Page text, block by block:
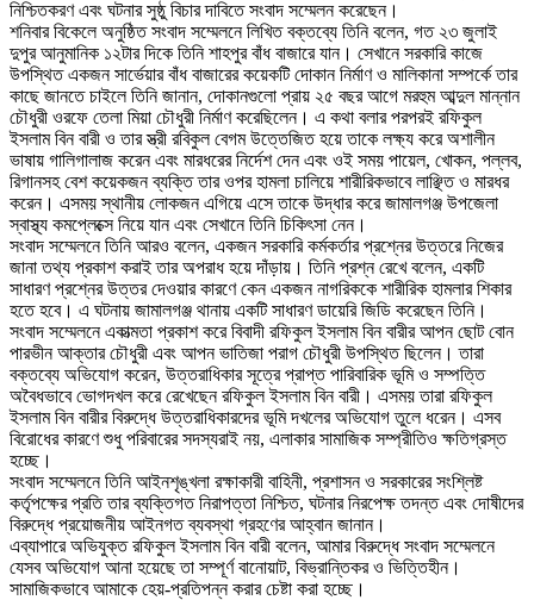
নিশ্চিতকরণ এবং ঘটনার সুষ্ঠু বিচার দাবিতে সংবাদ সম্মেলন করেছেন।
‎শনিবার বিকেলে অনুষ্ঠিত সংবাদ সম্মেলনে লিখিত বক্তব্যে তিনি বলেন, গত ২৩ জুলাই
দুপুর আনুমানিক ১২টার দিকে তিনি শাহপুর বাঁধ বাজারে যান। সেখানে সরকারি কাজে
উপস্থিত একজন সার্ভেয়ার বাঁধ বাজারের কয়েকটি দোকান নির্মাণ ও মালিকানা সম্পর্কে তার
কাছে জানতে চাইলে তিনি জানান, দোকানগুলো প্রায় ২৫ বছর আগে মরহুম আব্দুল মান্নান
চৌধুরী ওরফে তেলা মিয়া চৌধুরী নির্মাণ করেছিলেন। এ কথা বলার পরপরই রফিকুল
ইসলাম বিন বারী ও তার স্ত্রী রবিকুল বেগম উত্তেজিত হয়ে তাকে লক্ষ্য করে অশালীন
ভাষায় গালিগালাজ করেন এবং মারধরের নির্দেশ দেন এবং ওই সময় পায়েল, খোকন, পল্লব,
রিগানসহ বেশ কয়েকজন ব্যক্তি তার ওপর হামলা চালিয়ে শারীরিকভাবে লাঞ্ছিত ও মারধর
করেন। এসময় স্থানীয় লোকজন এগিয়ে এসে তাকে উদ্ধার করে জামালগঞ্জ উপজেলা
স্বাস্থ্য কমপ্লেক্সে নিয়ে যান এবং সেখানে তিনি চিকিৎসা নেন।
‎সংবাদ সম্মেলনে তিনি আরও বলেন, একজন সরকারি কর্মকর্তার প্রশ্নের উত্তরে নিজের
জানা তথ্য প্রকাশ করাই তার অপরাধ হয়ে দাঁড়ায়। তিনি প্রশ্ন রেখে বলেন, একটি
সাধারণ প্রশ্নের উত্তর দেওয়ার কারণে কেন একজন নাগরিককে শারীরিক হামলার শিকার
হতে হবে। এ ঘটনায় জামালগঞ্জ থানায় একটি সাধারণ ডায়েরি জিডি করেছেন তিনি।
‎সংবাদ সম্মেলনে একাত্মতা প্রকাশ করে বিবাদী রফিকুল ইসলাম বিন বারীর আপন ছোট বোন
পারভীন আক্তার চৌধুরী এবং আপন ভাতিজা পরাগ চৌধুরী উপস্থিত ছিলেন। তারা
বক্তব্যে অভিযোগ করেন, উত্তরাধিকার সূত্রে প্রাপ্ত পারিবারিক ভূমি ও সম্পত্তি
অবৈধভাবে ভোগদখল করে রেখেছেন রফিকুল ইসলাম বিন বারী। এসময় তারা রফিকুল
ইসলাম বিন বারীর বিরুদ্ধে উত্তরাধিকারদের ভূমি দখলের অভিযোগ তুলে ধরেন। এসব
বিরোধের কারণে শুধু পরিবারের সদস্যরাই নয়, এলাকার সামাজিক সম্প্রীতিও ক্ষতিগ্রস্ত
হচ্ছে।
‎সংবাদ সম্মেলনে তিনি আইনশৃঙ্খলা রক্ষাকারী বাহিনী, প্রশাসন ও সরকারের সংশ্লিষ্ট
কর্তৃপক্ষের প্রতি তার ব্যক্তিগত নিরাপত্তা নিশ্চিত, ঘটনার নিরপেক্ষ তদন্ত এবং দোষীদের
বিরুদ্ধে প্রয়োজনীয় আইনগত ব্যবস্থা গ্রহণের আহ্বান জানান।
‎এব্যাপারে অভিযুক্ত রফিকুল ইসলাম বিন বারী বলেন, আমার বিরুদ্ধে সংবাদ সম্মেলনে
যেসব অভিযোগ আনা হয়েছে তা সম্পূর্ণ বানোয়াট, বিভ্রান্তিকর ও ভিত্তিহীন।
সামাজিকভাবে আমাকে হেয়-প্রতিপন্ন করার চেষ্টা করা হচ্ছে।